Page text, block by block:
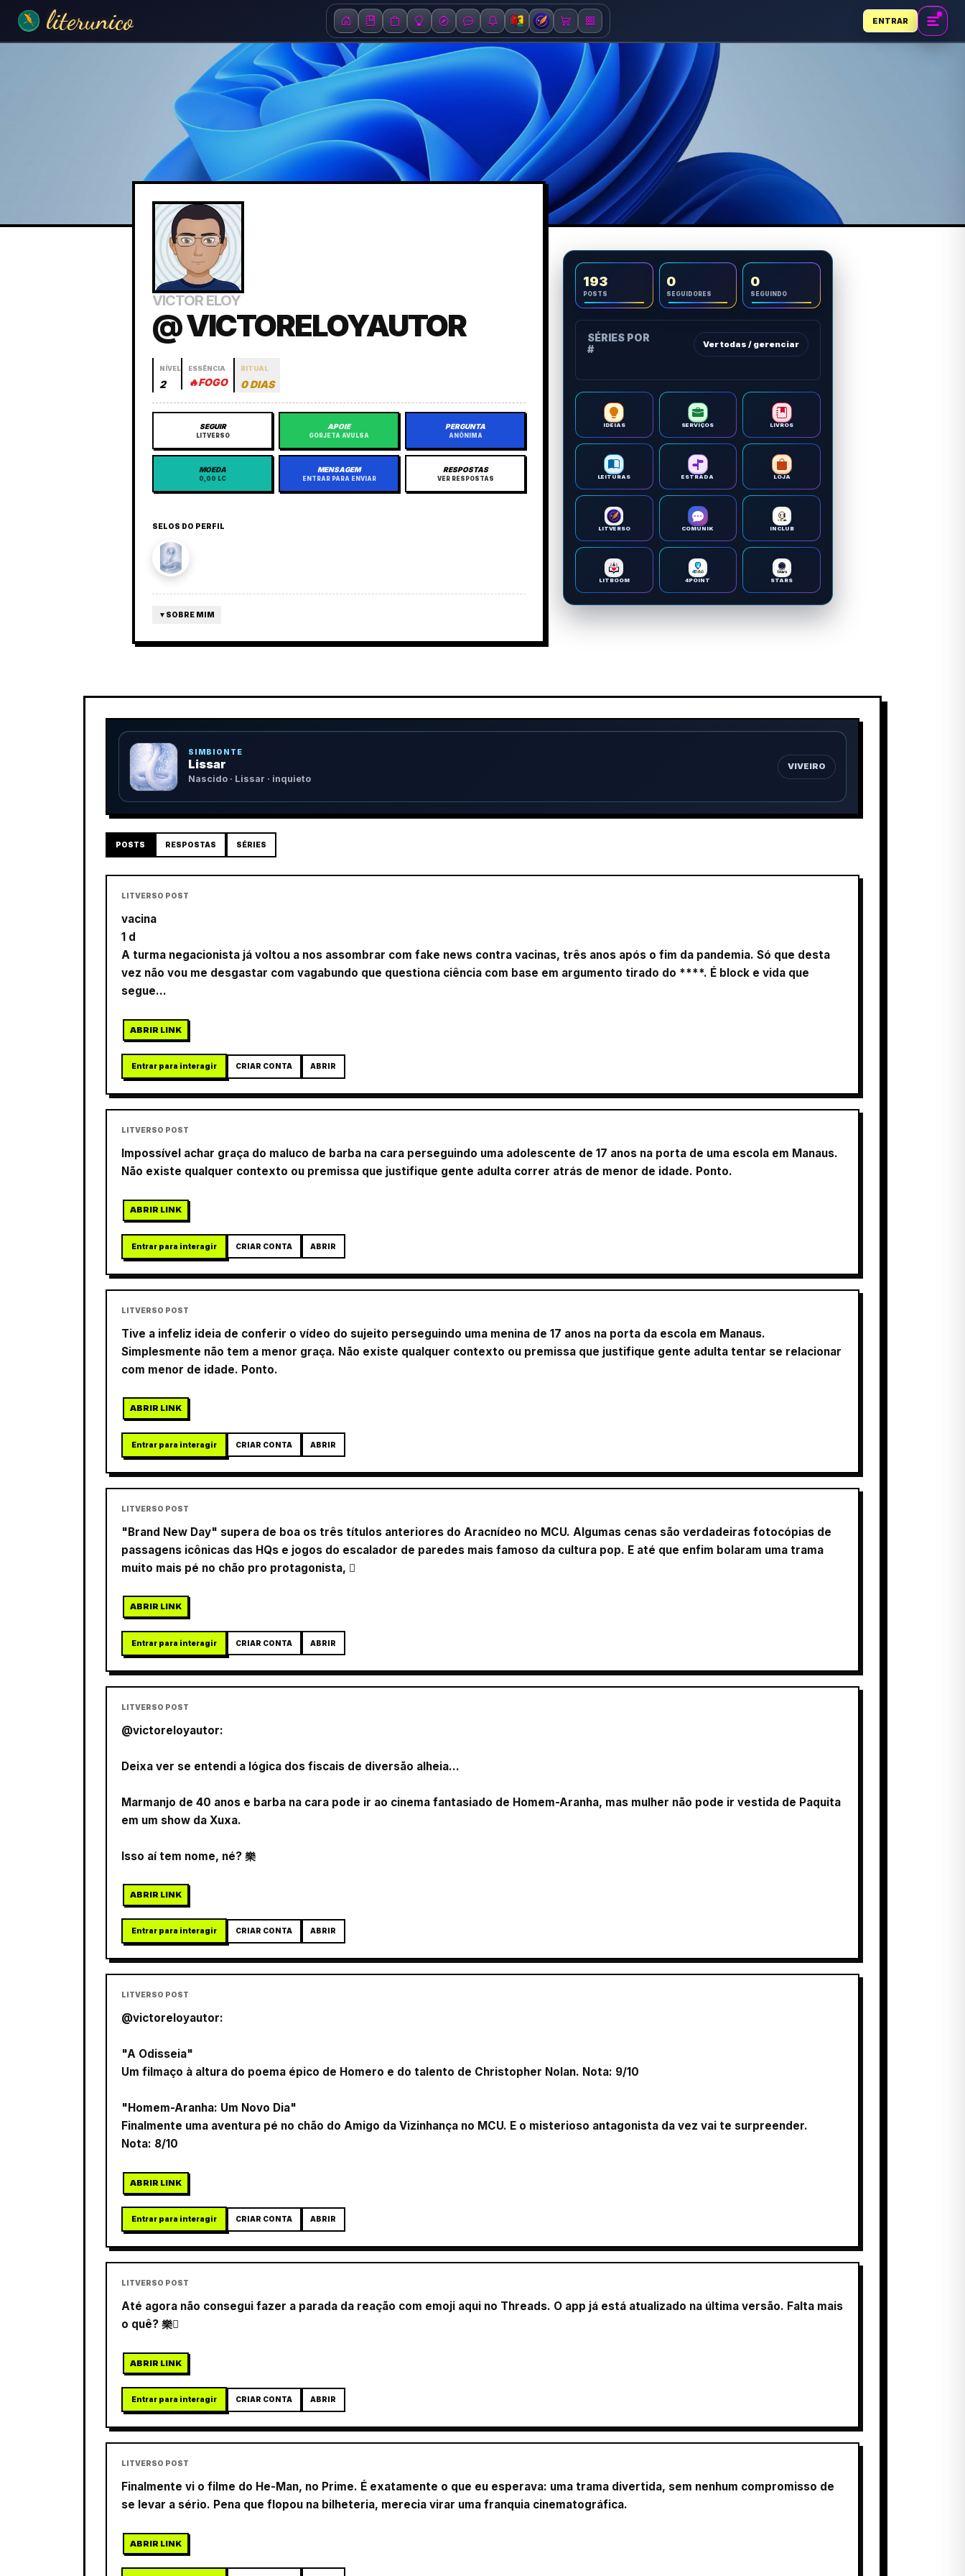
literunico ENTRAR
VICTOR ELOY
@ VICTORELOYAUTOR
NÍVEL
2
ESSÊNCIA
🔥FOGO
RITUAL
0 DIAS
SEGUIR
LITVERSO
APOIE
GORJETA AVULSA
PERGUNTA
ANÔNIMA
MOEDA
0,00 LC
MENSAGEM
ENTRAR PARA ENVIAR
RESPOSTAS
VER RESPOSTAS
SELOS DO PERFIL
▼ SOBRE MIM
193
POSTS
0
SEGUIDORES
0
SEGUINDO
SÉRIES POR
#
Ver todas / gerenciar
IDEIAS SERVIÇOS LIVROS
LEITURAS ESTRADA LOJA
LITVERSO COMUNIK INCLUB
LITBOOM 4POINT STARS
SIMBIONTE
Lissar
Nascido · Lissar · inquieto
VIVEIRO
POSTS RESPOSTAS SÉRIES
LITVERSO POST
vacina
1 d
A turma negacionista já voltou a nos assombrar com fake news contra vacinas, três anos após o fim da pandemia. Só que desta
vez não vou me desgastar com vagabundo que questiona ciência com base em argumento tirado do ****. É block e vida que
segue...
ABRIR LINK
Entrar para interagir CRIAR CONTA ABRIR
LITVERSO POST
Impossível achar graça do maluco de barba na cara perseguindo uma adolescente de 17 anos na porta de uma escola em Manaus.
Não existe qualquer contexto ou premissa que justifique gente adulta correr atrás de menor de idade. Ponto.
ABRIR LINK
Entrar para interagir CRIAR CONTA ABRIR
LITVERSO POST
Tive a infeliz ideia de conferir o vídeo do sujeito perseguindo uma menina de 17 anos na porta da escola em Manaus.
Simplesmente não tem a menor graça. Não existe qualquer contexto ou premissa que justifique gente adulta tentar se relacionar
com menor de idade. Ponto.
ABRIR LINK
Entrar para interagir CRIAR CONTA ABRIR
LITVERSO POST
"Brand New Day" supera de boa os três títulos anteriores do Aracnídeo no MCU. Algumas cenas são verdadeiras fotocópias de
passagens icônicas das HQs e jogos do escalador de paredes mais famoso da cultura pop. E até que enfim bolaram uma trama
muito mais pé no chão pro protagonista, 
ABRIR LINK
Entrar para interagir CRIAR CONTA ABRIR
LITVERSO POST
@victoreloyautor:
Deixa ver se entendi a lógica dos fiscais de diversão alheia...
Marmanjo de 40 anos e barba na cara pode ir ao cinema fantasiado de Homem-Aranha, mas mulher não pode ir vestida de Paquita
em um show da Xuxa.
Isso aí tem nome, né? 樂
ABRIR LINK
Entrar para interagir CRIAR CONTA ABRIR
LITVERSO POST
@victoreloyautor:
"A Odisseia"
Um filmaço à altura do poema épico de Homero e do talento de Christopher Nolan. Nota: 9/10
"Homem-Aranha: Um Novo Dia"
Finalmente uma aventura pé no chão do Amigo da Vizinhança no MCU. E o misterioso antagonista da vez vai te surpreender.
Nota: 8/10
ABRIR LINK
Entrar para interagir CRIAR CONTA ABRIR
LITVERSO POST
Até agora não consegui fazer a parada da reação com emoji aqui no Threads. O app já está atualizado na última versão. Falta mais
o quê? 樂
ABRIR LINK
Entrar para interagir CRIAR CONTA ABRIR
LITVERSO POST
Finalmente vi o filme do He-Man, no Prime. É exatamente o que eu esperava: uma trama divertida, sem nenhum compromisso de
se levar a sério. Pena que flopou na bilheteria, merecia virar uma franquia cinematográfica.
ABRIR LINK